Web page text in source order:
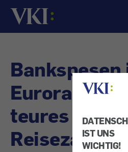
IST UNS
WICHTIG!
Startseite
Bankspesen
Euroraum -
teures